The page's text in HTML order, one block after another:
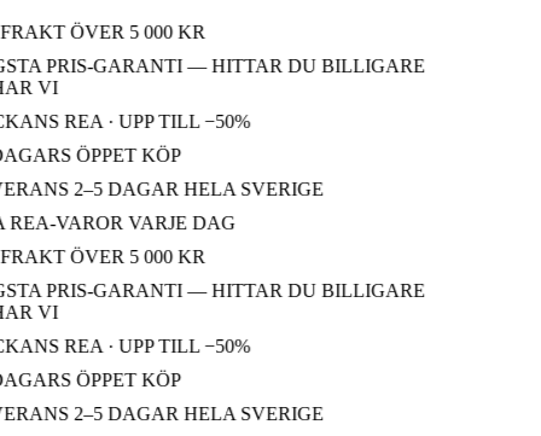
ÖVER 5 000 KR
PRIS-GARANTI — HITTAR DU BILLIGARE
VI
REA · UPP TILL −50%
ÖPPET KÖP
2–5 DAGAR HELA SVERIGE
VAROR VARJE DAG
ÖVER 5 000 KR
PRIS-GARANTI — HITTAR DU BILLIGARE
VI
REA · UPP TILL −50%
ÖPPET KÖP
2–5 DAGAR HELA SVERIGE